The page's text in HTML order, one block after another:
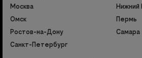
Москва
Нижний
Омск
Пермь
Ростов-на-Дону
Самара
Санкт-Петербург